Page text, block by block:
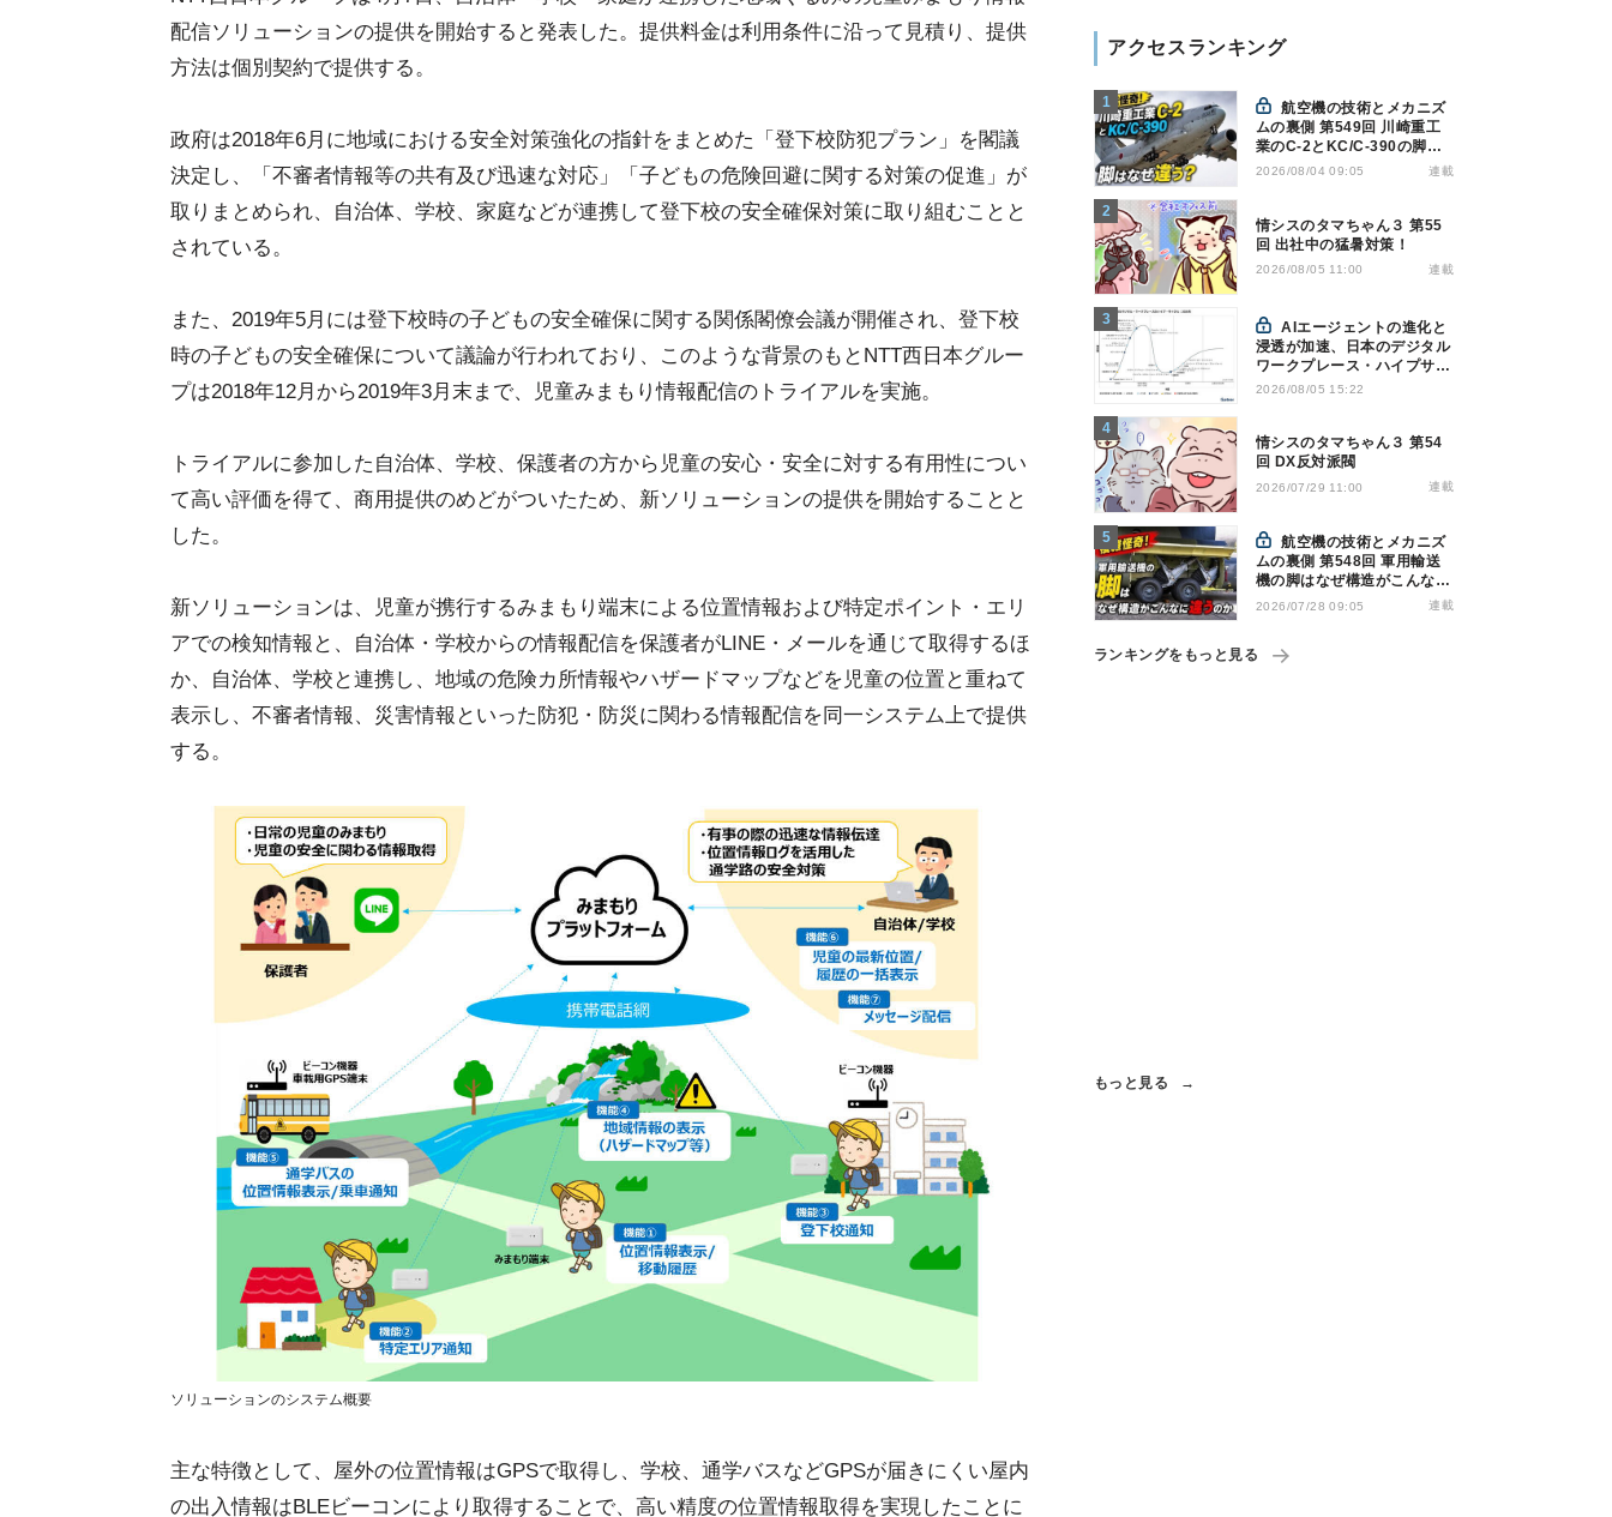
配信ソリューションの提供を開始すると発表した。提供料金は利用条件に沿って見積り、提供
方法は個別契約で提供する。
政府は2018年6月に地域における安全対策強化の指針をまとめた「登下校防犯プラン」を閣議
決定し、「不審者情報等の共有及び迅速な対応」「子どもの危険回避に関する対策の促進」が
取りまとめられ、自治体、学校、家庭などが連携して登下校の安全確保対策に取り組むことと
されている。
また、2019年5月には登下校時の子どもの安全確保に関する関係閣僚会議が開催され、登下校
時の子どもの安全確保について議論が行われており、このような背景のもとNTT西日本グルー
プは2018年12月から2019年3月末まで、児童みまもり情報配信のトライアルを実施。
トライアルに参加した自治体、学校、保護者の方から児童の安心・安全に対する有用性につい
て高い評価を得て、商用提供のめどがついたため、新ソリューションの提供を開始することと
した。
新ソリューションは、児童が携行するみまもり端末による位置情報および特定ポイント・エリ
アでの検知情報と、自治体・学校からの情報配信を保護者がLINE・メールを通じて取得するほ
か、自治体、学校と連携し、地域の危険カ所情報やハザードマップなどを児童の位置と重ねて
表示し、不審者情報、災害情報といった防犯・防災に関わる情報配信を同一システム上で提供
する。
ソリューションのシステム概要
主な特徴として、屋外の位置情報はGPSで取得し、学校、通学バスなどGPSが届きにくい屋内
の出入情報はBLEビーコンにより取得することで、高い精度の位置情報取得を実現したことに
アクセスランキング
航空機の技術とメカニズ
ムの裏側 第549回 川崎重工
業のC-2とKC/C-390の脚は
なぜ違う? - 降着装置は複雑
2026/08/04 09:05 連載
情シスのタマちゃん３ 第55
回 出社中の猛暑対策！
2026/08/05 11:00 連載
AIエージェントの進化と
浸透が加速、日本のデジタル
ワークプレース・ハイプサイ
クルをガートナーが発表
2026/08/05 15:22
情シスのタマちゃん３ 第54
回 DX反対派閥
2026/07/29 11:00 連載
航空機の技術とメカニズ
ムの裏側 第548回 軍用輸送
機の脚はなぜ構造がこんなに
違うのか - 降着装置は複雑怪
2026/07/28 09:05 連載
ランキングをもっと見る
もっと見る